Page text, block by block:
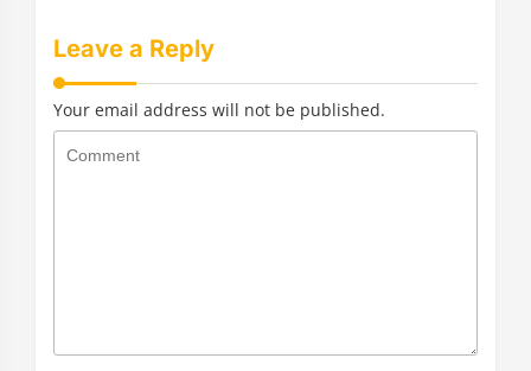
Leave a Reply
Your email address will not be published.